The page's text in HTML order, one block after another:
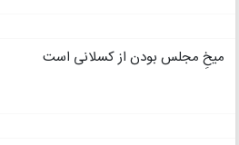
میخِ مجلس بودن از کسلانی است